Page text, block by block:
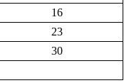
16
23
30